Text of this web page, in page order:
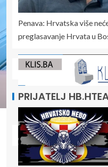
Penava: Hrvatska više
preglasavanje Hrvata u
PRIJATELJ